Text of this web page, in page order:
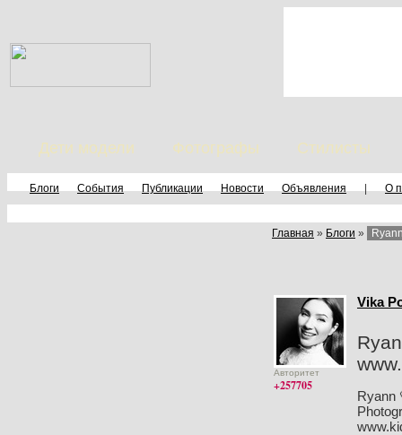
Дети модели Фотографы Стилисты
Блоги События Публикации Новости Объявления | О
Главная » Блоги »
Авторитет
+257705
Vika
Ryann